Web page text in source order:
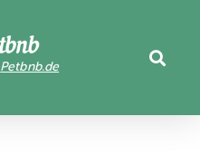
Petbnb.de